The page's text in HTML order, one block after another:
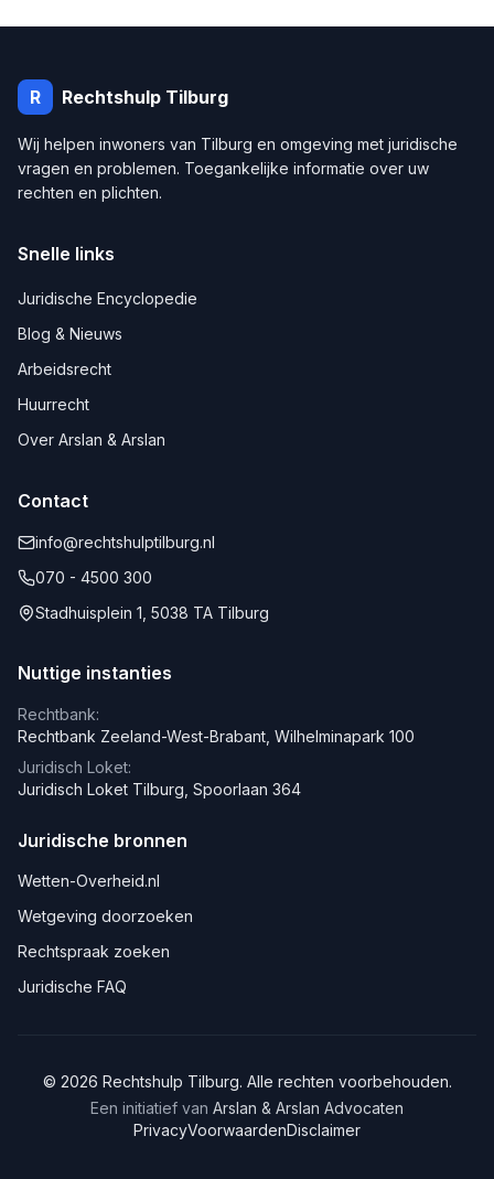
R Rechtshulp Tilburg
Wij helpen inwoners van Tilburg en omgeving met juridische
vragen en problemen. Toegankelijke informatie over uw
rechten en plichten.
Snelle links
Juridische Encyclopedie
Blog & Nieuws
Arbeidsrecht
Huurrecht
Over Arslan & Arslan
Contact
info@rechtshulptilburg.nl
070 - 4500 300
Stadhuisplein 1, 5038 TA Tilburg
Nuttige instanties
Rechtbank:
Rechtbank Zeeland-West-Brabant, Wilhelminapark 100
Juridisch Loket:
Juridisch Loket Tilburg, Spoorlaan 364
Juridische bronnen
Wetten-Overheid.nl
Wetgeving doorzoeken
Rechtspraak zoeken
Juridische FAQ
© 2026 Rechtshulp Tilburg. Alle rechten voorbehouden.
Een initiatief van Arslan & Arslan Advocaten
PrivacyVoorwaardenDisclaimer